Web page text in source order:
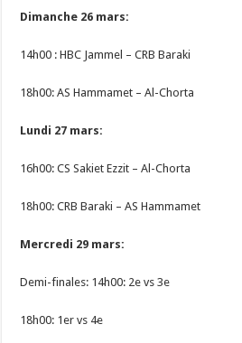
Dimanche 26 mars:
14h00 : HBC Jammel – CRB Baraki
18h00: AS Hammamet – Al-Chorta
Lundi 27 mars:
16h00: CS Sakiet Ezzit – Al-Chorta
18h00: CRB Baraki – AS Hammamet
Mercredi 29 mars:
Demi-finales: 14h00: 2e vs 3e
18h00: 1er vs 4e